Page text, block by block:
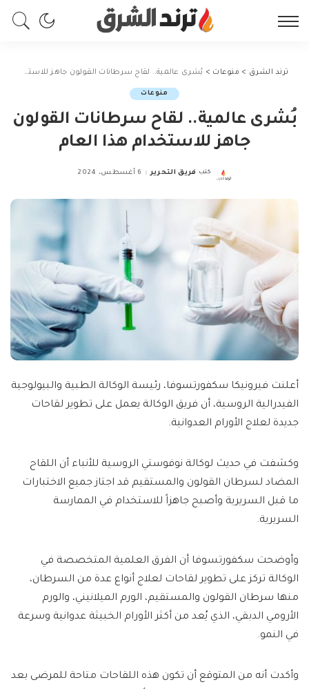
ترند الشرق > منوعات > بُشرى عالمية.. لقاح سرطانات القولون جاهز للاستخدام هذا العام
منوعات
بُشرى عالمية.. لقاح سرطانات القولون
جاهز للاستخدام هذا العام
Posted
كتب فريق التحرير 6 أغسطس، 2024
أعلنت فيرونيكا سكفورتسوفا، رئيسة الوكالة الطبية والبيولوجية
الفيدرالية الروسية، أن فريق الوكالة يعمل على تطوير لقاحات
جديدة لعلاج الأورام العدوانية.
وكشفت في حديث لوكالة نوفوستي الروسية للأنباء أن اللقاح
المضاد لسرطان القولون والمستقيم قد اجتاز جميع الاختبارات
ما قبل السريرية وأصبح جاهزاً للاستخدام في الممارسة
السريرية.
وأوضحت سكفورتسوفا أن الفرق العلمية المتخصصة في
الوكالة تركز على تطوير لقاحات لعلاج أنواع عدة من السرطان،
منها سرطان القولون والمستقيم، الورم الميلانيني، والورم
الأرومي الدبقي، الذي يُعد من أكثر الأورام الخبيثة عدوانية وسرعة
في النمو.
وأكدت أنه من المتوقع أن تكون هذه اللقاحات متاحة للمرضى بعد